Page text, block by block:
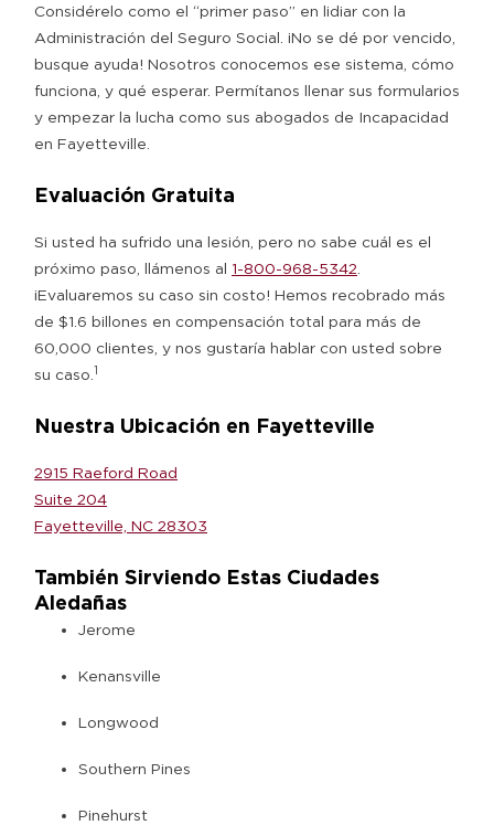
Considérelo como el “primer paso” en lidiar con la
Administración del Seguro Social. ¡No se dé por vencido,
busque ayuda! Nosotros conocemos ese sistema, cómo
funciona, y qué esperar. Permítanos llenar sus formularios
y empezar la lucha como sus abogados de Incapacidad
en Fayetteville.
Evaluación Gratuita
Si usted ha sufrido una lesión, pero no sabe cuál es el
próximo paso, llámenos al 1-800-968-5342
¡Evaluaremos su caso sin costo! Hemos recobrado más
de $1.6 billones en compensación total para más de
60,000 clientes, y nos gustaría hablar con usted sobre
su caso. 1
Nuestra Ubicación en Fayetteville
2915 Raeford Road
Suite 204
Fayetteville, NC 28303
También Sirviendo Estas Ciudades
Aledañas
Jerome
Kenansville
Longwood
Southern Pines
Pinehurst